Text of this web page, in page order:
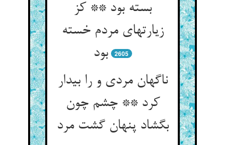
بسته بود ** کز
زیارتهای مردم خسته
بود
2605
ناگهان مردی و را بیدار
کرد ** چشم چون
بگشاد پنهان گشت مرد